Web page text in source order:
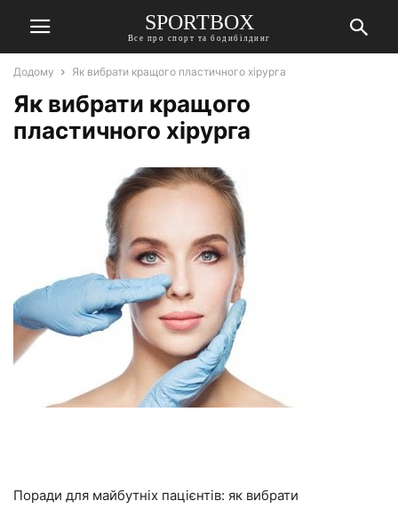
SPORTBOX
Все про спорт та бодибілдинг
Додому Як вибрати кращого пластичного хірурга
Як вибрати кращого
пластичного хірурга
Поради для майбутніх пацієнтів: як вибрати